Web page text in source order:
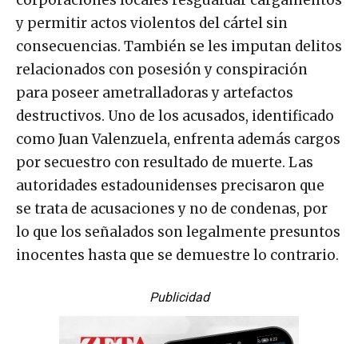
y permitir actos violentos del cártel sin
consecuencias. También se les imputan delitos
relacionados con posesión y conspiración
para poseer ametralladoras y artefactos
destructivos. Uno de los acusados, identificado
como Juan Valenzuela, enfrenta además cargos
por secuestro con resultado de muerte. Las
autoridades estadounidenses precisaron que
se trata de acusaciones y no de condenas, por
lo que los señalados son legalmente presuntos
inocentes hasta que se demuestre lo contrario.
Publicidad